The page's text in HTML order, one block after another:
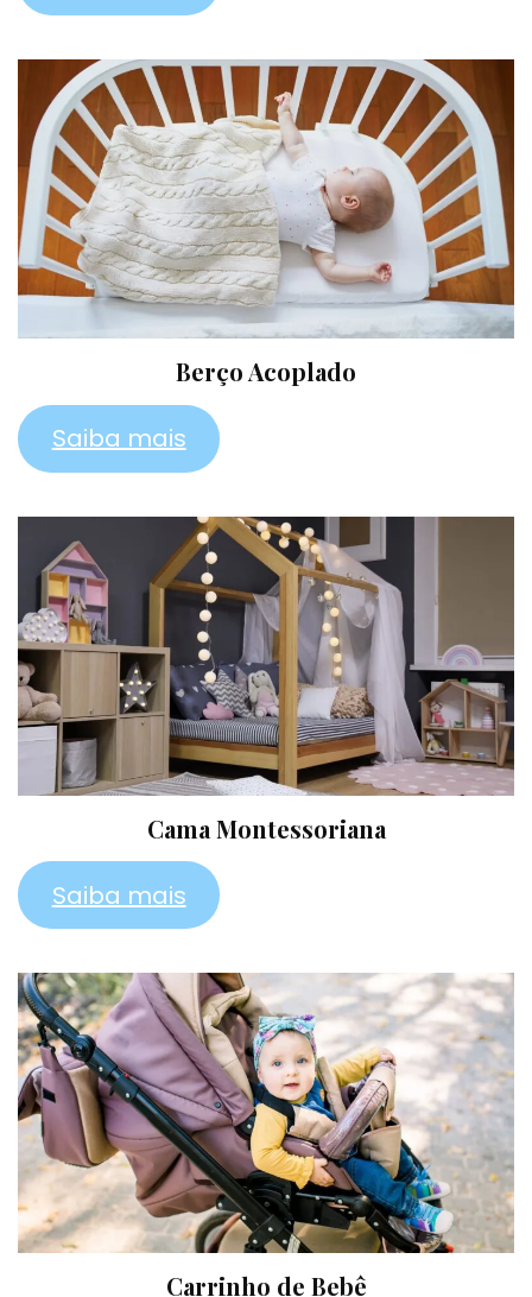
Berço Acoplado
Saiba mais
Cama Montessoriana
Saiba mais
Carrinho de Bebê